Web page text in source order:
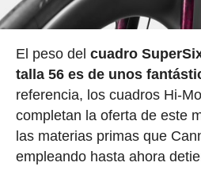
El peso del cuadro
talla 56 es de unos
referencia, los cuadros Hi-
completan la oferta de este
las materias primas que
empleando hasta ahora